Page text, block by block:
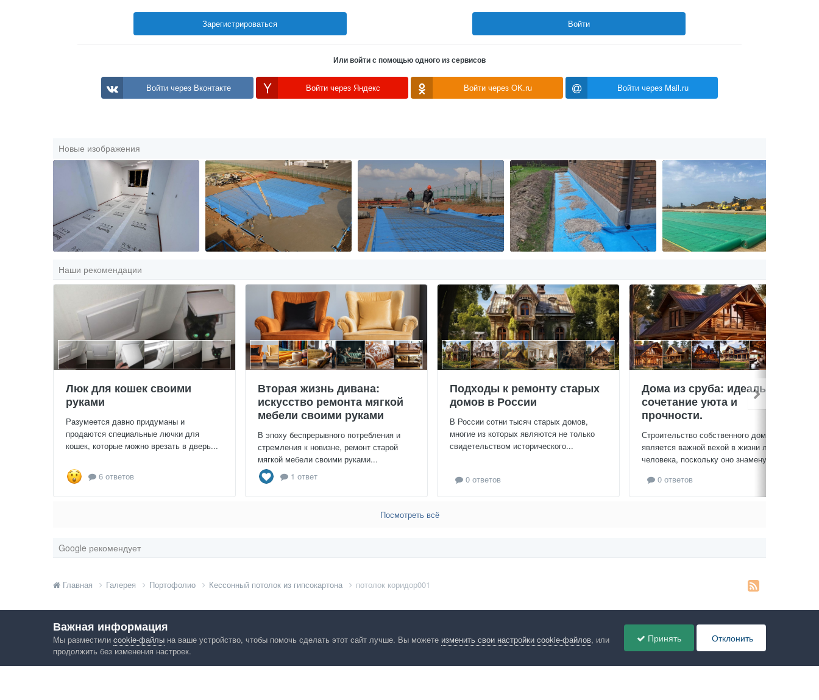
Зарегистрироваться Войти
Или войти с помощью одного из сервисов
Войти через Вконтакте Войти через Яндекс Войти через OK.ru Войти через Mail.ru
Новые изображения
Наши рекомендации
Люк для кошек своими
руками
Разумеется давно придуманы и
продаются специальные лючки для
кошек, которые можно врезать в дверь...
6 ответов
Вторая жизнь дивана:
искусство ремонта мягкой
мебели своими руками
В эпоху беспрерывного потребления и
стремления к новизне, ремонт старой
мягкой мебели своими руками...
1 ответ
Подходы к ремонту старых
домов в России
В России сотни тысяч старых домов,
многие из которых являются не только
свидетельством исторического...
0 ответов
Дома из сруба: идеальное
сочетание уюта и
прочности.
Строительство собственного дома
является важной вехой в жизни любого
человека, поскольку оно знаменует...
0 ответов
Посмотреть всё
Google рекомендует
Главная Галерея Портофолио Кессонный потолок из гипсокартона потолок коридор001
Язык Конфиденциальность Обратная связь Cookies Правила Таблица лидеров Администрация
Важная информация
Мы разместили cookie-файлы на ваше устройство, чтобы помочь сделать этот сайт лучше. Вы можете изменить свои настройки cookie-файлов, или
продолжить без изменения настроек.
Принять Отклонить